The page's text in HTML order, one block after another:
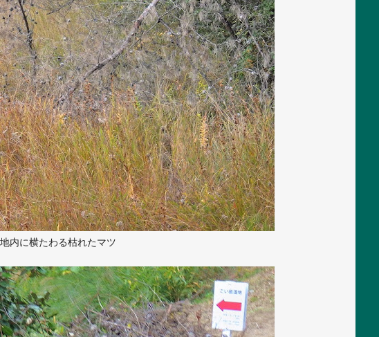
内に横たわる枯れたマツ